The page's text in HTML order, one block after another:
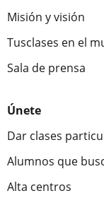
Misión y visión
Tusclases en el
Sala de prensa
Únete
Dar clases
Alumnos que
Alta centros